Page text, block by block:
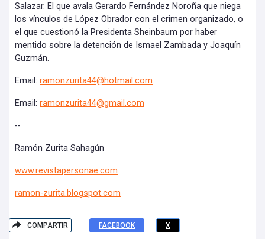
Salazar. El que avala Gerardo Fernández Noroña que niega
los vínculos de López Obrador con el crimen organizado, o
el que cuestionó la Presidenta Sheinbaum por haber
mentido sobre la detención de Ismael Zambada y Joaquín
Guzmán.
Email: ramonzurita44@hotmail.com
Email: ramonzurita44@gmail.com
--
Ramón Zurita Sahagún
www.revistapersonae.com
ramon-zurita.blogspot.com
COMPARTIR FACEBOOK X